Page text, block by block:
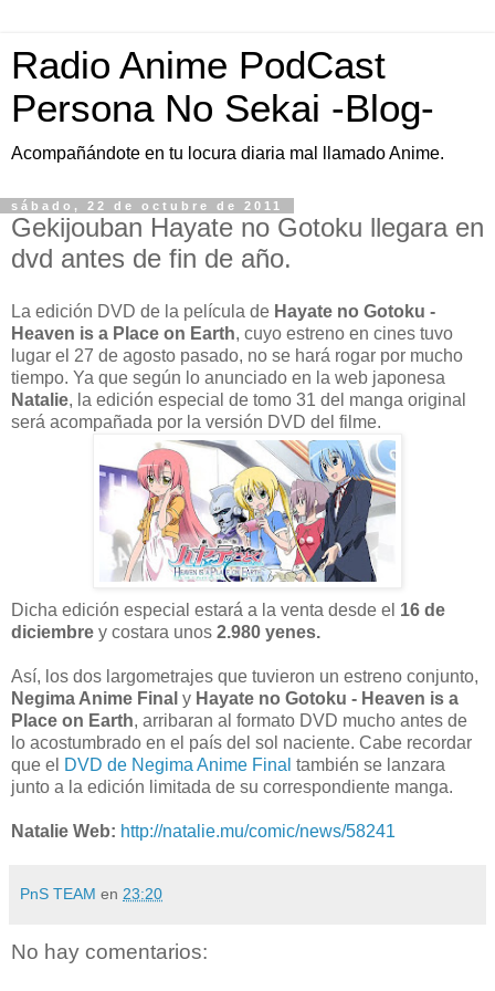
Radio Anime PodCast
Persona No Sekai -Blog-
Acompañándote en tu locura diaria mal llamado Anime.
sábado, 22 de octubre de 2011
Gekijouban Hayate no Gotoku llegara en
dvd antes de fin de año.
La edición DVD de la película de Hayate no Gotoku -
Heaven is a Place on Earth, cuyo estreno en cines tuvo
lugar el 27 de agosto pasado, no se hará rogar por mucho
tiempo. Ya que según lo anunciado en la web japonesa
Natalie, la edición especial de tomo 31 del manga original
será acompañada por la versión DVD del filme.
Dicha edición especial estará a la venta desde el 16 de
diciembre y costara unos 2.980 yenes.
Así, los dos largometrajes que tuvieron un estreno conjunto,
Negima Anime Final y Hayate no Gotoku - Heaven is a
Place on Earth, arribaran al formato DVD mucho antes de
lo acostumbrado en el país del sol naciente. Cabe recordar
que el DVD de Negima Anime Final también se lanzara
junto a la edición limitada de su correspondiente manga.
Natalie Web: http://natalie.mu/comic/news/58241
PnS TEAM en 23:20
No hay comentarios: